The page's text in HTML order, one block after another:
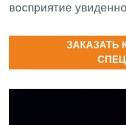
восприятие
ЗАКАЗАТЬ